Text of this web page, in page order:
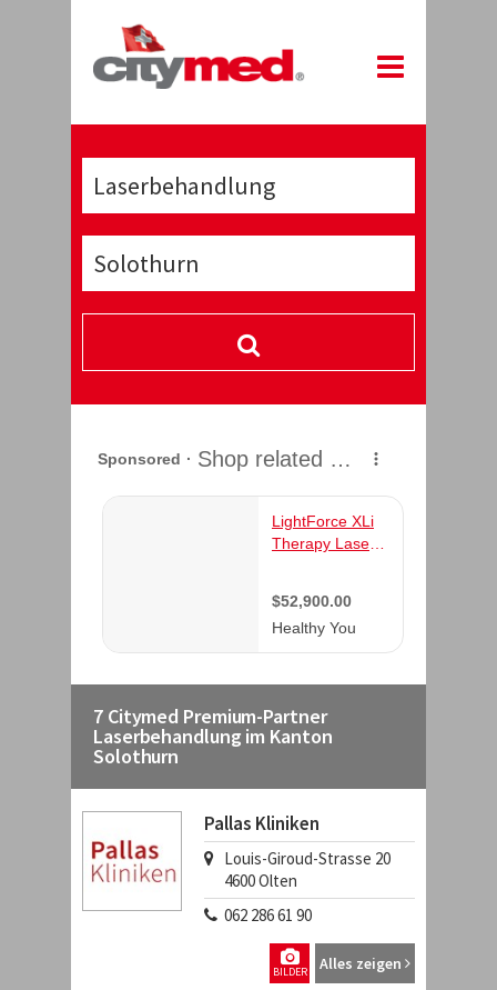
7 Citymed Premium-Partner
Laserbehandlung im Kanton
Solothurn
Pallas Kliniken
Louis-Giroud-Strasse 20
4600Olten
062 286 61 90
Alles zeigen
BILDER